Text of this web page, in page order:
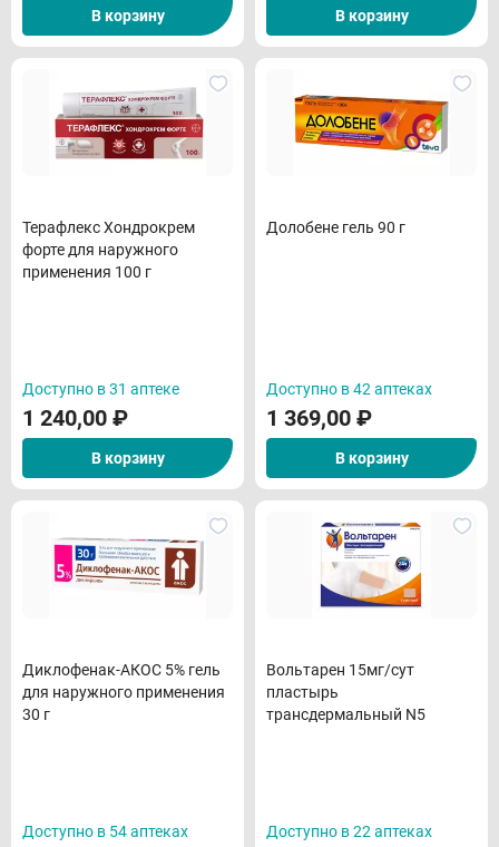
В корзину В корзину
Терафлекс Хондрокрем
форте для наружного
применения 100 г
Доступно в 31 аптеке
1 240,00 ₽
В корзину
Долобене гель 90 г
Доступно в 42 аптеках
1 369,00 ₽
В корзину
Диклофенак-АКОС 5% гель
для наружного применения
30 г
Доступно в 54 аптеках
Вольтарен 15мг/сут
пластырь
трансдермальный N5
Доступно в 22 аптеках